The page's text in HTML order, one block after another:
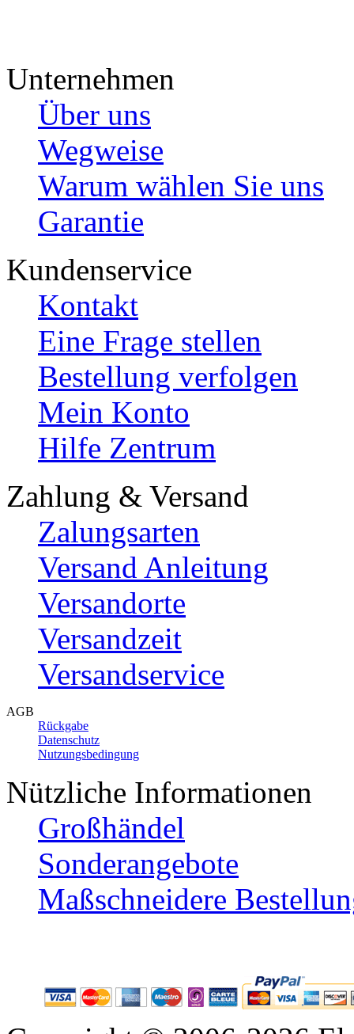
Unternehmen
Über uns
Wegweise
Warum wählen Sie uns
Garantie
Kundenservice
Kontakt
Eine Frage stellen
Bestellung verfolgen
Mein Konto
Hilfe Zentrum
Zahlung & Versand
Zalungsarten
Versand Anleitung
Versandorte
Versandzeit
Versandservice
AGB
Rückgabe
Datenschutz
Nutzungsbedingung
Nützliche Informationen
Großhändel
Sonderangebote
Maßschneidere